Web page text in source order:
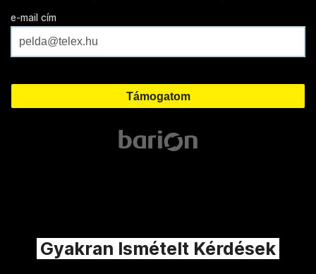
e-mail cím
Gyakran Ismételt Kérdések